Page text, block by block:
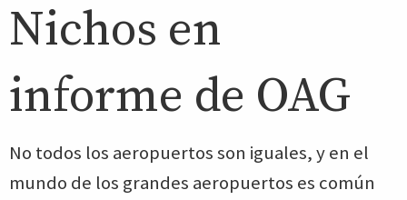
Nichos en
informe de OAG
No todos los aeropuertos son iguales, y en el
mundo de los grandes aeropuertos es común